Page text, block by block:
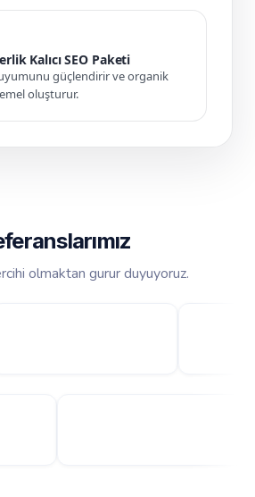
Kalıcı SEO Paketi
güçlendirir ve organik
oluşturur.
olmaktan gurur duyuyoruz.